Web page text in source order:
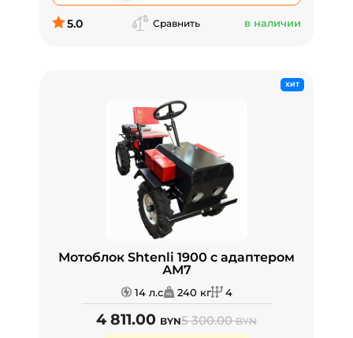
5.0 Сравнить в наличии
ХИТ
Мотоблок Shtenli 1900 с адаптером
АМ7
14 л.с 240 кг 4
4 811.00 BYN5 300.00BYN